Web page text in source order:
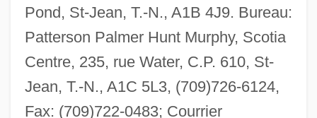
Pond, St-Jean, T.-N., A1B 4J9. Bureau:
Patterson Palmer Hunt Murphy, Scotia
Centre, 235, rue Water, C.P. 610, St-
Jean, T.-N., A1C 5L3, (709)726-6124,
Fax: (709)722-0483; Courrier
Cropper, Hilary (1941–2004)
Cropper, Elizabeth 1944–
Cropley, Eileen (1932–)
Cropadeau